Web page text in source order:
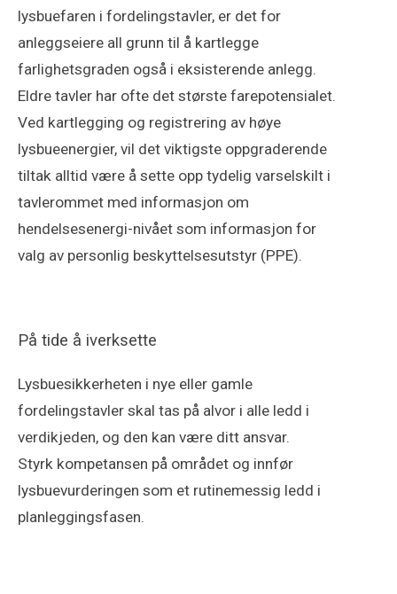
lysbuefaren i fordelingstavler, er det for
anleggseiere all grunn til å kartlegge
farlighetsgraden også i eksisterende anlegg.
Eldre tavler har ofte det største farepotensialet.
Ved kartlegging og registrering av høye
lysbueenergier, vil det viktigste oppgraderende
tiltak alltid være å sette opp tydelig varselskilt i
tavlerommet med informasjon om
hendelsesenergi-nivået som informasjon for
valg av personlig beskyttelsesutstyr (PPE).
På tide å iverksette
Lysbuesikkerheten i nye eller gamle
fordelingstavler skal tas på alvor i alle ledd i
verdikjeden, og den kan være ditt ansvar.
Styrk kompetansen på området og innfør
lysbuevurderingen som et rutinemessig ledd i
planleggingsfasen.